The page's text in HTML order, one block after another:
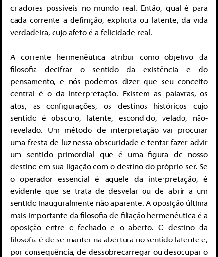
criadores possíveis no mundo real. Então, qual é para
cada corrente a definição, explicita ou latente, da vida
verdadeira, cujo afeto é a felicidade real.
A corrente hermenêutica atribui como objetivo da
filosofia decifrar o sentido da existência e do
pensamento, e nós podemos dizer que seu conceito
central é o da interpretação. Existem as palavras, os
atos, as configurações, os destinos históricos cujo
sentido é obscuro, latente, escondido, velado, não-
revelado. Um método de interpretação vai procurar
uma fresta de luz nessa obscuridade e tentar fazer advir
um sentido primordial que é uma figura de nosso
destino em sua ligação com o destino do próprio ser. Se
o operador essencial é aquele da interpretação, é
evidente que se trata de desvelar ou de abrir a um
sentido inauguralmente não aparente. A oposição última
mais importante da filosofia de filiação hermenêutica é a
oposição entre o fechado e o aberto. O destino da
filosofia é de se manter na abertura no sentido latente e,
por consequência, de dessobrecarregar ou desocupar o